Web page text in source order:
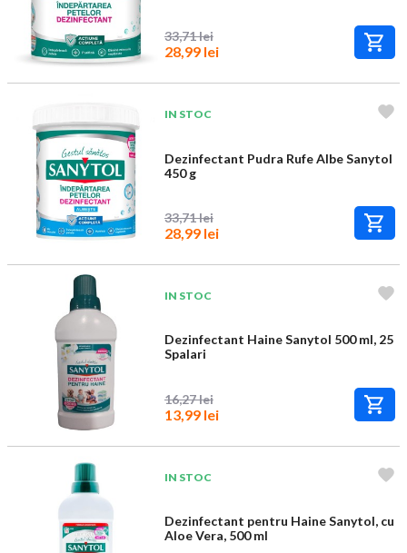
33,71 lei
28,99 lei
IN STOC
Dezinfectant Pudra Rufe Albe Sanytol
450 g
33,71 lei
28,99 lei
IN STOC
Dezinfectant Haine Sanytol 500 ml, 25
Spalari
16,27 lei
13,99 lei
IN STOC
Dezinfectant pentru Haine Sanytol, cu
Aloe Vera, 500 ml